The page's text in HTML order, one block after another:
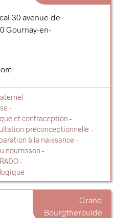
30 avenue de
Gournay-en-
et contraception
préconceptionnelle
à la naissance
nourrisson
Grand
Bourgtheroulde